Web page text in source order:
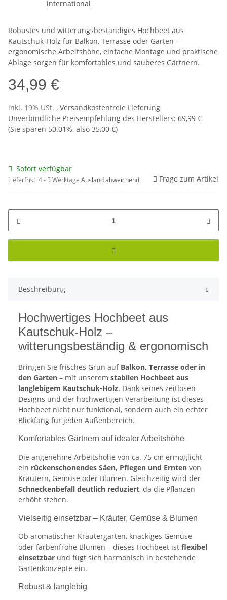
Robustes und witterungsbeständiges Hochbeet aus
Kautschuk-Holz für Balkon, Terrasse oder Garten –
ergonomische Arbeitshöhe, einfache Montage und praktische
Ablage sorgen für komfortables und sauberes Gärtnern.
34,99 €
inkl. 19% USt. , Versandkostenfreie Lieferung
Unverbindliche Preisempfehlung des Herstellers: 69,99 €
(Sie sparen 50.01%, also 35,00 €)
Sofort verfügbar
Lieferfrist:4 - 5 Werktage Ausland abweichend Frage zum Artikel
Beschreibung
Hochwertiges Hochbeet aus
Kautschuk-Holz –
witterungsbeständig & ergonomisch
Bringen Sie frisches Grün auf Balkon, Terrasse oder in
den Garten – mit unserem stabilen Hochbeet aus
langlebigem Kautschuk-Holz. Dank seines zeitlosen
Designs und der hochwertigen Verarbeitung ist dieses
Hochbeet nicht nur funktional, sondern auch ein echter
Blickfang für jeden Außenbereich.
Komfortables Gärtnern auf idealer Arbeitshöhe
Die angenehme Arbeitshöhe von ca. 75 cm ermöglicht
ein rückenschonendes Säen, Pflegen und Ernten von
Kräutern, Gemüse oder Blumen. Gleichzeitig wird der
Schneckenbefall deutlich reduziert, da die Pflanzen
erhöht stehen.
Vielseitig einsetzbar – Kräuter, Gemüse & Blumen
Ob aromatischer Kräutergarten, knackiges Gemüse
oder farbenfrohe Blumen – dieses Hochbeet ist flexibel
einsetzbar und fügt sich harmonisch in bestehende
Gartenkonzepte ein.
Robust & langlebig